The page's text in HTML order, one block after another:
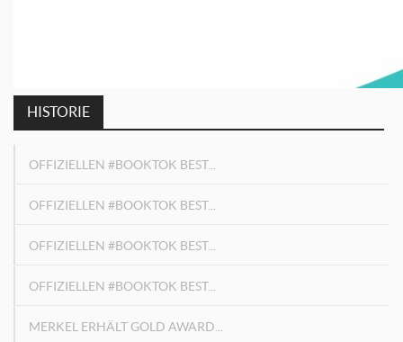
HISTORIE
OFFIZIELLEN #BOOKTOK BEST...
OFFIZIELLEN #BOOKTOK BEST...
OFFIZIELLEN #BOOKTOK BEST...
OFFIZIELLEN #BOOKTOK BEST...
MERKEL ERHÄLT GOLD AWARD...